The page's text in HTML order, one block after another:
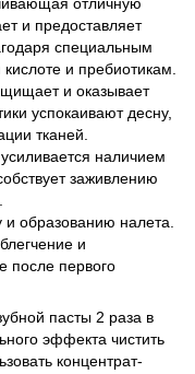
и предоставляет
специальным
и пребиотикам.
и оказывает
успокаивают десну,
тканей.
наличием
заживлению
и образованию налета.
и
после первого
пасты 2 раза в
эффекта чистить
концентрат-